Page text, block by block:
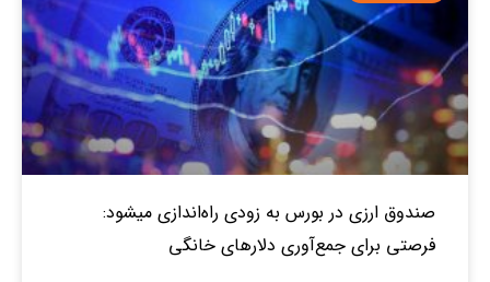
صندوق‌ ارزی در بورس به زودی راه‌اندازی میشود:
فرصتی برای جمع‌آوری دلارهای خانگی